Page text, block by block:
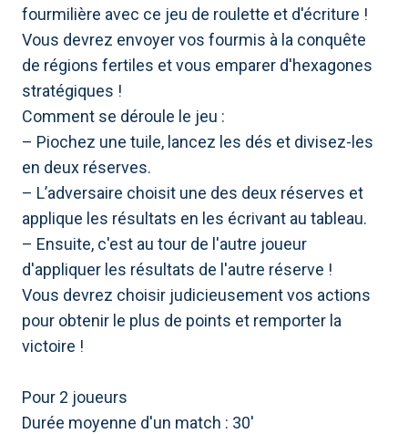
fourmilière avec ce jeu de roulette et d'écriture !
Vous devrez envoyer vos fourmis à la conquête
de régions fertiles et vous emparer d'hexagones
stratégiques !
Comment se déroule le jeu :
– Piochez une tuile, lancez les dés et divisez-les
en deux réserves.
– L’adversaire choisit une des deux réserves et
applique les résultats en les écrivant au tableau.
– Ensuite, c'est au tour de l'autre joueur
d'appliquer les résultats de l'autre réserve !
Vous devrez choisir judicieusement vos actions
pour obtenir le plus de points et remporter la
victoire !
Pour 2 joueurs
Durée moyenne d'un match : 30'